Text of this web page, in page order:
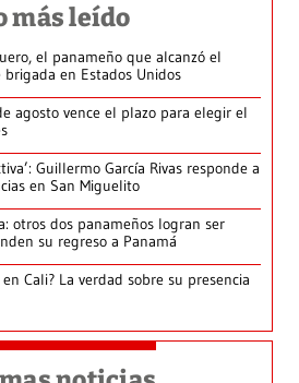
más leído
el panameño que alcanzó el
en Estados Unidos
agosto vence el plazo para elegir el
Guillermo García Rivas responde a
en San Miguelito
otros dos panameños logran ser
su regreso a Panamá
Cali? La verdad sobre su presencia